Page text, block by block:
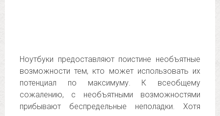
Ноутбуки предоставляют поистине необъятные
возможности тем, кто может использовать их
потенциал по максимуму. К всеобщему
сожалению, с необъятными возможностями
прибывают беспредельные неполадки. Хотя